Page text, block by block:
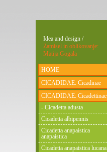
Idea and design /
Zamisel in oblikovanje:
Matija Gogala
HOME
CICADIDAE: Cicadinae
CICADIDAE: Cicadettinae
- Cicadetta adusta
Cicadetta albipennis
Cicadetta anapaistica
anapaistica
Cicadetta anapaistica lucana